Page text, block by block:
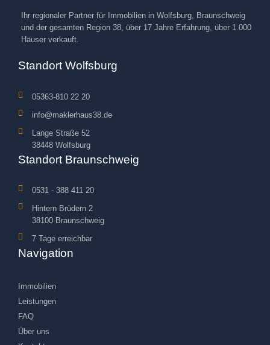
Ihr regionaler Partner für Immobilien in Wolfsburg, Braunschweig
und der gesamten Region 38, über 17 Jahre Erfahrung, über 1.000
Häuser verkauft.
Standort Wolfsburg
05363-810 22 20
info@maklerhaus38.de
Lange Straße 52
38448 Wolfsburg
Standort Braunschweig
0531 - 388 411 20
Hintern Brüdern 2
38100 Braunschweig
7 Tage erreichbar
Navigation
Immobilien
Leistungen
FAQ
Über uns